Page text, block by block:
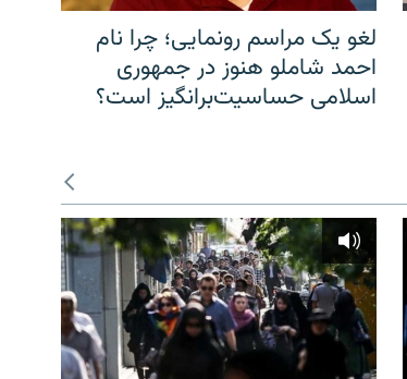
لغو یک مراسم رونمایی؛ چرا نام
احمد شاملو هنوز در جمهوری
اسلامی حساسیت‌برانگیز است؟